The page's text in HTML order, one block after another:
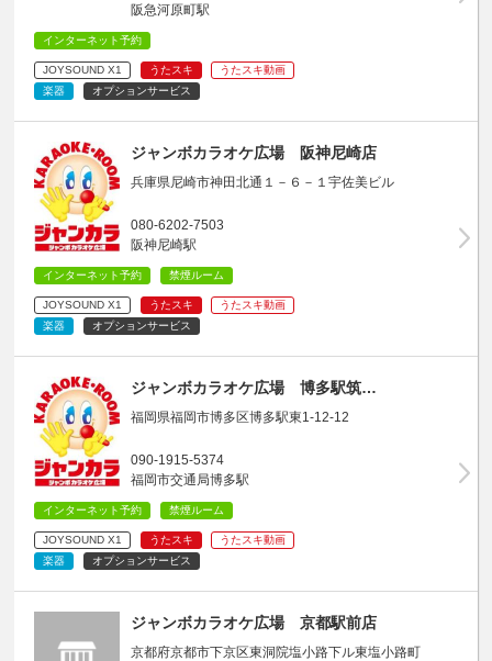
阪急河原町駅
インターネット予約
JOYSOUND X1 うたスキ
うたスキ動画
楽器
オプションサービス
ジャンボカラオケ広場 阪神尼崎店
兵庫県尼崎市神田北通１－６－１宇佐美ビル
080-6202-7503
阪神尼崎駅
インターネット予約 禁煙ルーム
JOYSOUND X1 うたスキ
うたスキ動画
楽器
オプションサービス
ジャンボカラオケ広場 博多駅筑…
福岡県福岡市博多区博多駅東1-12-12
090-1915-5374
福岡市交通局博多駅
インターネット予約 禁煙ルーム
JOYSOUND X1 うたスキ
うたスキ動画
楽器
オプションサービス
ジャンボカラオケ広場 京都駅前店
京都府京都市下京区東洞院塩小路下ル東塩小路町